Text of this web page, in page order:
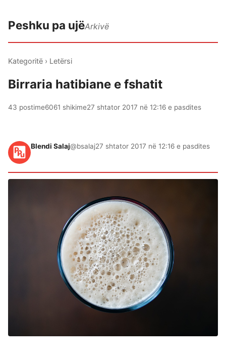
Peshku pa ujëArkivë
Kategoritë › Letërsi
Birraria hatibiane e fshatit
43 postime6061 shikime27 shtator 2017 në 12:16 e pasdites
Blendi Salaj@bsalaj27 shtator 2017 në 12:16 e pasdites